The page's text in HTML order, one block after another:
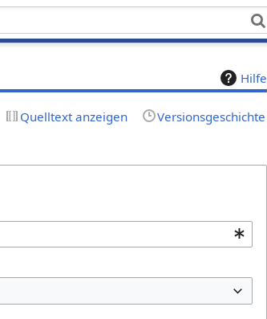
Hilfe
Quelltext anzeigen Versionsgeschichte